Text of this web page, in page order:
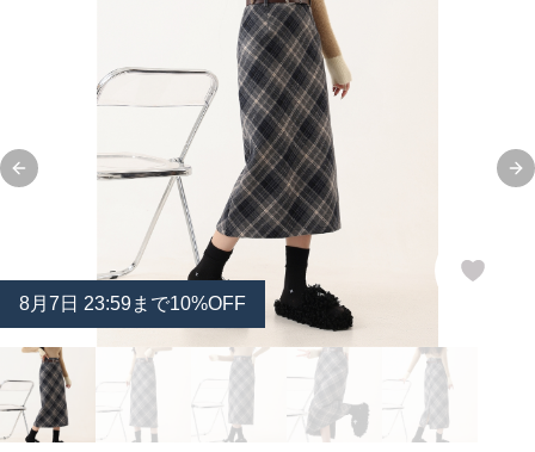
Previous slide
8月 7 日 23:59まで10%OFF